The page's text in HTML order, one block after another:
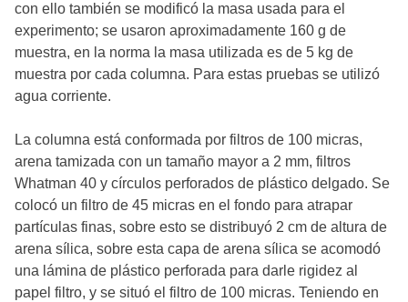
con ello también se modificó la masa usada para el
experimento; se usaron aproximadamente 160 g de
muestra, en la norma la masa utilizada es de 5 kg de
muestra por cada columna. Para estas pruebas se utilizó
agua corriente.
La columna está conformada por filtros de 100 micras,
arena tamizada con un tamaño mayor a 2 mm, filtros
Whatman 40 y círculos perforados de plástico delgado. Se
colocó un filtro de 45 micras en el fondo para atrapar
partículas finas, sobre esto se distribuyó 2 cm de altura de
arena sílica, sobre esta capa de arena sílica se acomodó
una lámina de plástico perforada para darle rigidez al
papel filtro, y se situó el filtro de 100 micras. Teniendo en